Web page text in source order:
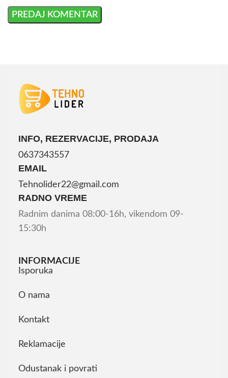
INFO, REZERVACIJE, PRODAJA
0637343557
EMAIL
Tehnolider22@gmail.com
RADNO VREME
Radnim danima 08:00-16h, vikendom 09-
15:30h
INFORMACIJE
Isporuka
O nama
Kontakt
Reklamacije
Odustanak i povrati